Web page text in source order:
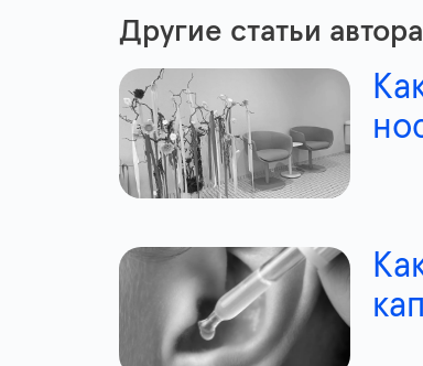
Другие статьи автора